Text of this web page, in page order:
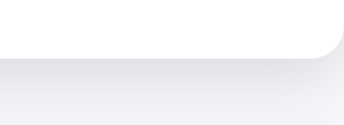
demek